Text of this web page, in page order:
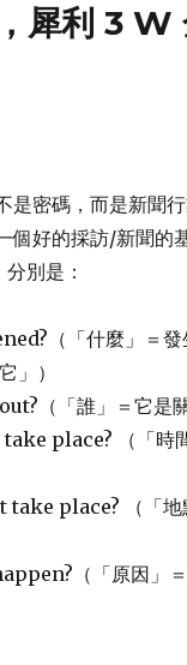
犀利 3 W
是密碼，而是新聞
個好的採訪/新聞的
分別是：
（「什麼」＝發
」）
（「誰」＝它是關
place? （「時
take place? （「地
（「原因」